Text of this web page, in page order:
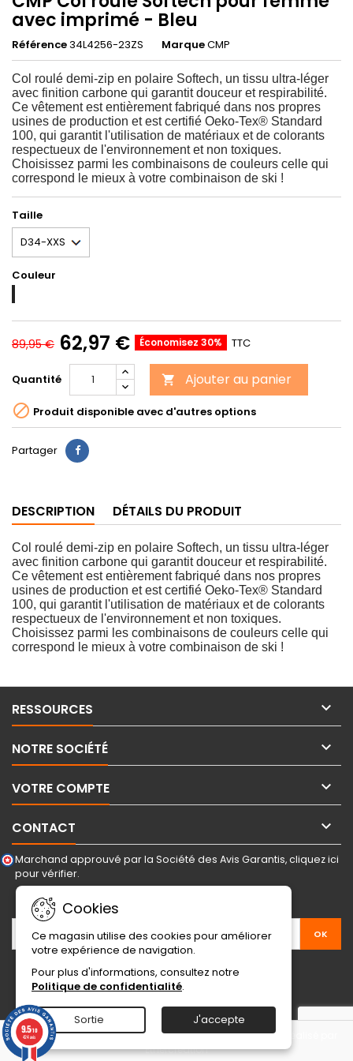
avec imprimé - Bleu
Référence34L4256-23ZS MarqueCMP
Col roulé demi-zip en polaire Softech, un tissu ultra-léger
avec finition carbone qui garantit douceur et respirabilité.
Ce vêtement est entièrement fabriqué dans nos propres
usines de production et est certifié Oeko-Tex® Standard
100, qui garantit l'utilisation de matériaux et de colorants
respectueux de l'environnement et non toxiques.
Choisissez parmi les combinaisons de couleurs celle qui
correspond le mieux à votre combinaison de ski !
Taille
Couleur
ACQUA
ANTRACITE
89,95 € 62,97 € Économisez 30% TTC
Quantité  Ajouter au panier
 Produit disponible avec d'autres options
Partager
DESCRIPTION DÉTAILS DU PRODUIT
Col roulé demi-zip en polaire Softech, un tissu ultra-léger
avec finition carbone qui garantit douceur et respirabilité.
Ce vêtement est entièrement fabriqué dans nos propres
usines de production et est certifié Oeko-Tex® Standard
100, qui garantit l'utilisation de matériaux et de colorants
respectueux de l'environnement et non toxiques.
Choisissez parmi les combinaisons de couleurs celle qui
correspond le mieux à votre combinaison de ski !
RESSOURCES 
NOTRE SOCIÉTÉ 
VOTRE COMPTE 
CONTACT 
Cookies
Ce magasin utilise des cookies pour améliorer
votre expérience de navigation.
Pour plus d'informations, consultez notre
Politique de confidentialité.
Sortie J'accepte
Marchand approuvé par la Société des Avis Garantis,cliquez ici
pour vérifier.
LETTRE D'INFORMATIONS
© Copyright 2026 Sport Emotion. Tous droits réservé.Site réalisé par
Ethercreation
9.5/10
424 avis